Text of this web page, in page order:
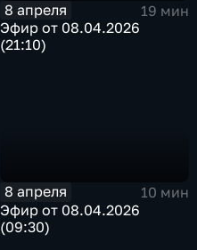
8 апреля
19 мин
Эфир от 08.04.2026
(21:10)
8 апреля
10 мин
Эфир от 08.04.2026
(09:30)